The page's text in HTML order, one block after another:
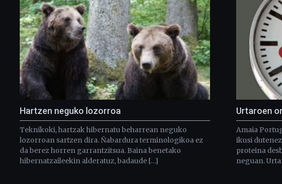
Hartzen neguko lozorroa
Teknikoki, hartzak hibernatu beharrean neguko
lozorroan sartzen dira. Ñabardura terminologikoa ez
da berez horren garrantzitsua. Baina benetako
hibernatzaileekin alderatuz, badaude […]
Urtaroen
Amaia
ikusi
proteina
neguan.